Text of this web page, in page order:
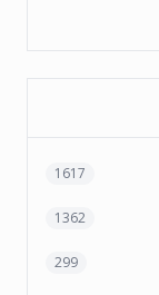
1617
1362
299